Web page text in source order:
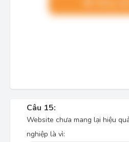
Câu 15:
Website chưa mang lại hiệu
nghiệp là vì: